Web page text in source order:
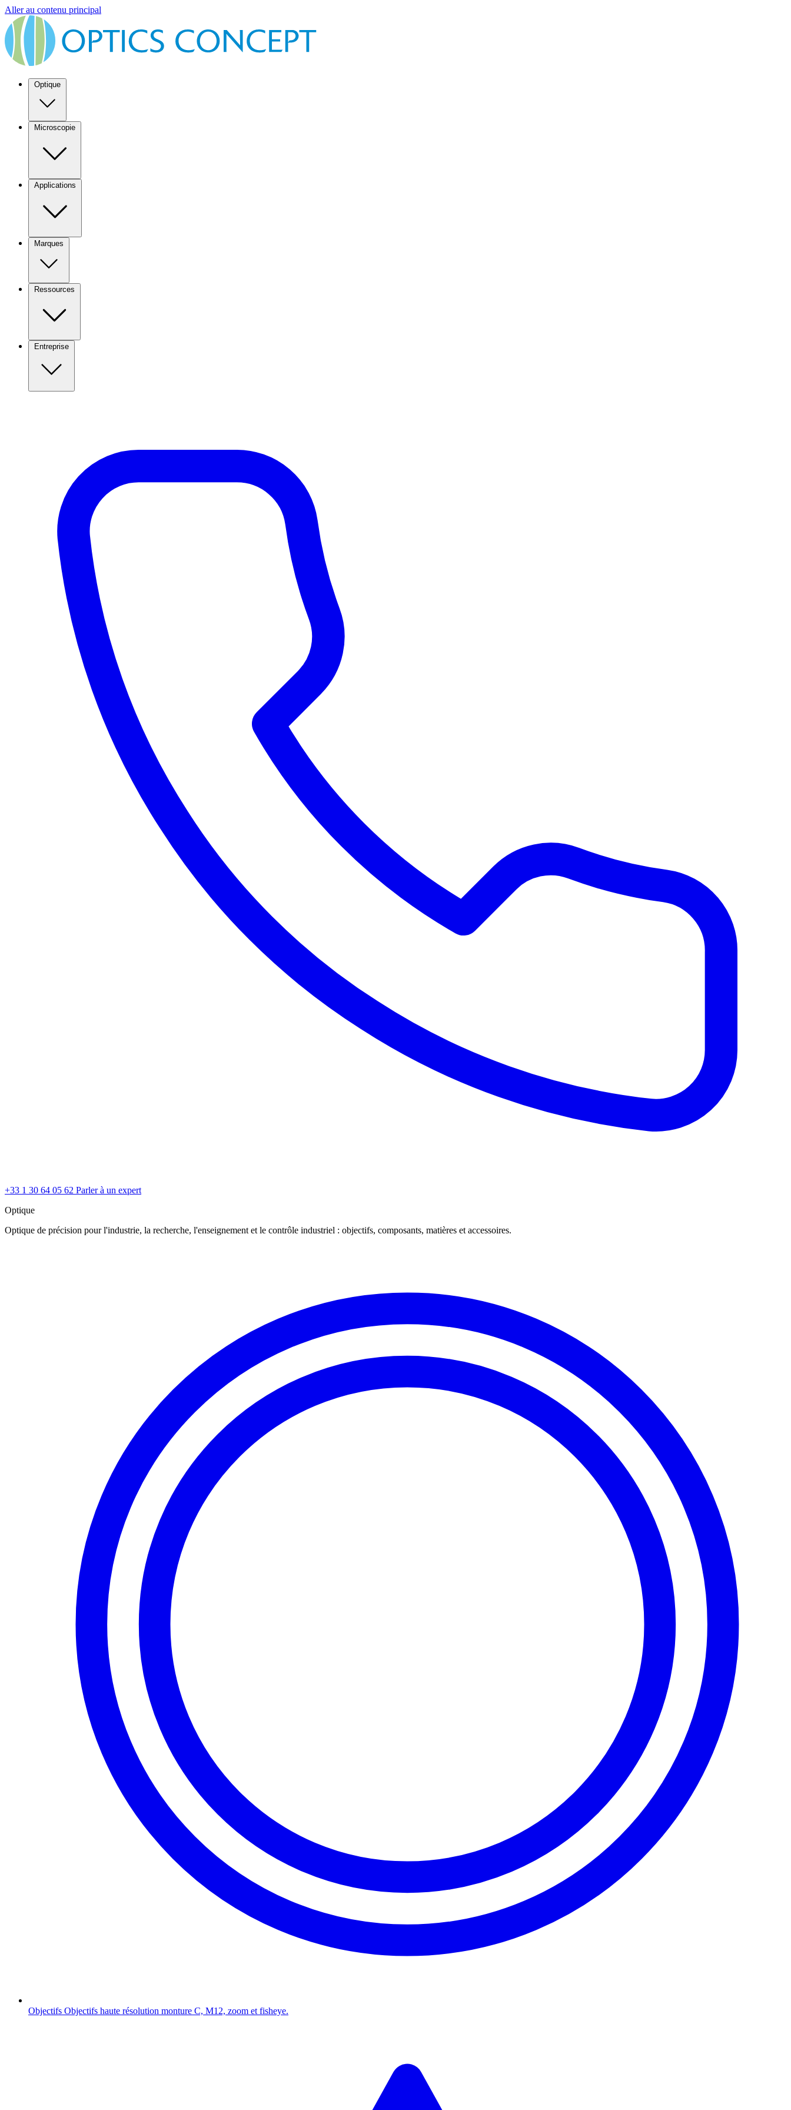
Aller au contenu principal
Optique
Microscopie
Applications
Marques
Ressources
Entreprise
+33 1 30 64 05 62 Parler à un expert
Optique
Optique de précision pour l'industrie, la recherche, l'enseignement et le contrôle industriel : objectifs, composants, matières et accessoires.
Objectifs Objectifs haute résolution monture C, M12, zoom et fisheye.